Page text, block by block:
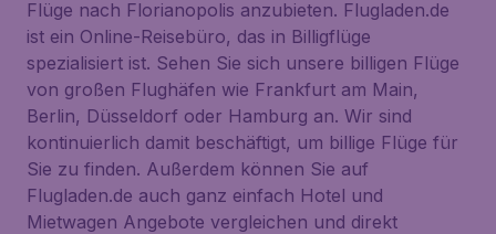
Flüge nach Florianopolis anzubieten. Flugladen.de
ist ein Online-Reisebüro, das in Billigflüge
spezialisiert ist. Sehen Sie sich unsere billigen Flüge
von großen Flughäfen wie Frankfurt am Main,
Berlin, Düsseldorf oder Hamburg an. Wir sind
kontinuierlich damit beschäftigt, um billige Flüge für
Sie zu finden. Außerdem können Sie auf
Flugladen.de auch ganz einfach Hotel und
Mietwagen Angebote vergleichen und direkt